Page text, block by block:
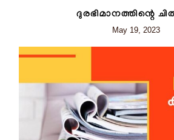
ദുരഭിമാനത്തിന്റെ
May 19, 2023